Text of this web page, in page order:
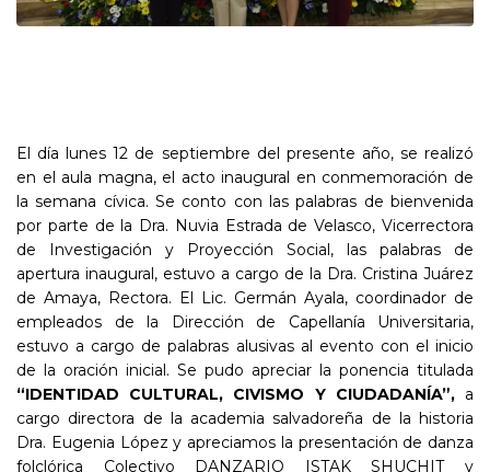
El día lunes 12 de septiembre del presente año, se realizó
en el aula magna, el acto inaugural en conmemoración de
la semana cívica. Se conto con las palabras de bienvenida
por parte de la Dra. Nuvia Estrada de Velasco, Vicerrectora
de Investigación y Proyección Social, las palabras de
apertura inaugural, estuvo a cargo de la Dra. Cristina Juárez
de Amaya, Rectora. El Lic. Germán Ayala, coordinador de
empleados de la Dirección de Capellanía Universitaria,
estuvo a cargo de palabras alusivas al evento con el inicio
de la oración inicial. Se pudo apreciar la ponencia titulada
“IDENTIDAD CULTURAL, CIVISMO Y CIUDADANÍA”, a
cargo directora de la academia salvadoreña de la historia
Dra. Eugenia López y apreciamos la presentación de danza
folclórica Colectivo DANZARIO ISTAK SHUCHIT y